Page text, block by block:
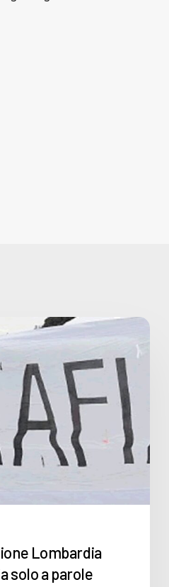
Lombardia
solo a parole